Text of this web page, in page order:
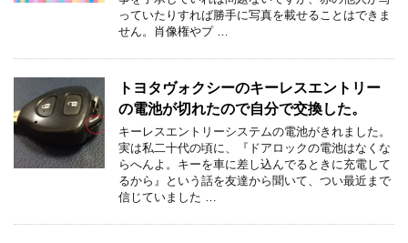
っていたりすれば勝手に写真を載せることはできま
せん。肖像権やプ …
トヨタヴォクシーのキーレスエントリー
の電池が切れたので自分で交換した。
キーレスエントリーシステムの電池がきれました。
実は私二十代の頃に、『ドアロックの電池はなくな
らへんよ。キーを車に差し込んでるときに充電して
るから』という話を友達から聞いて、つい最近まで
信じていました …